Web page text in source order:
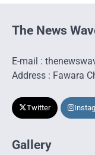
The News
E-mail :
Address : Fawara
Twitter
Gallery